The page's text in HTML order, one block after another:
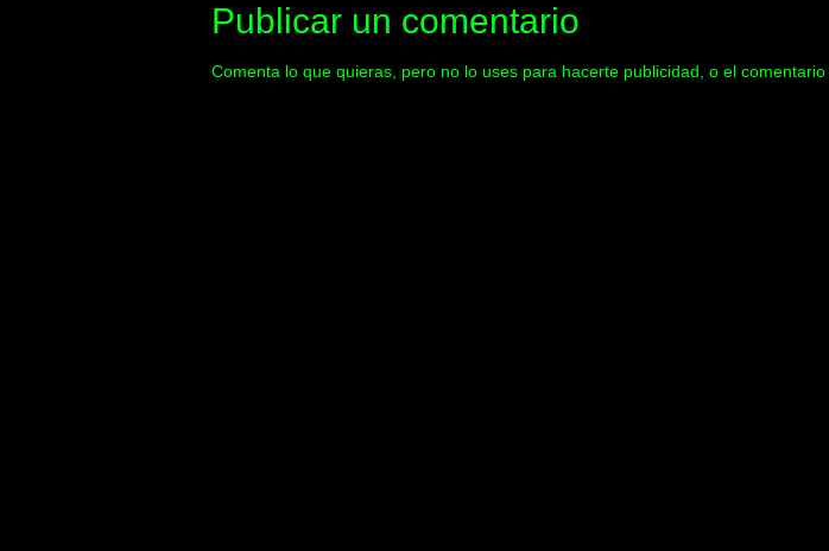
Publicar un comentario
Comenta lo que quieras, pero no lo uses para hacerte publicidad, o el comentario